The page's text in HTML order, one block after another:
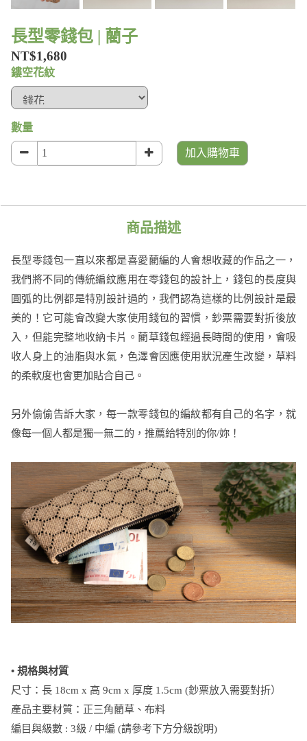
長型零錢包 | 藺子
NT$1,680
鏤空花紋
數量
加入購物車
商品描述
長型零錢包一直以來都是喜愛藺編的人會想收藏的作品之一，
我們將不同的傳統編紋應用在零錢包的設計上，錢包的長度與
圓弧的比例都是特別設計過的，我們認為這樣的比例設計是最
美的！它可能會改變大家使用錢包的習慣，鈔票需要對折後放
入，但能完整地收納卡片。藺草錢包經過長時間的使用，會吸
收人身上的油脂與水氣，色澤會因應使用狀況產生改變，草料
的柔軟度也會更加貼合自己。
另外偷偷告訴大家，每一款零錢包的編紋都有自己的名字，就
像每一個人都是獨一無二的，推薦給特別的你/妳！
• 規格與材質
尺寸：長 18cm x 高 9cm x 厚度 1.5cm (鈔票放入需要對折）
產品主要材質：正三角藺草、布料
編目與級數 : 3級 / 中編 (請參考下方分級說明)